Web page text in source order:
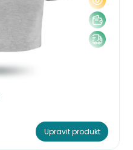
Upravit produkt